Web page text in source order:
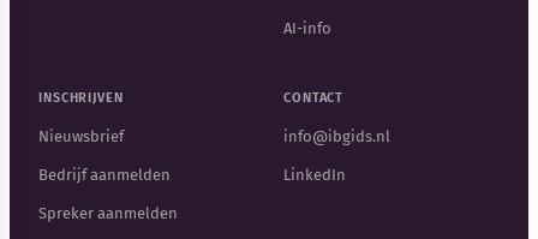
AI-info
INSCHRIJVEN
Nieuwsbrief
Bedrijf aanmelden
Spreker aanmelden
CONTACT
info@ibgids.nl
LinkedIn